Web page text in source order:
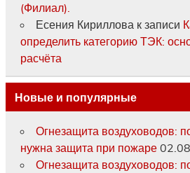
(Филиал).
Есения Кирилловак записи
определить категорию ТЭК:
расчёта
Новые и популярные
Огнезащита воздуховодов:
нужна защита при пожаре
Огнезащита воздуховодов: